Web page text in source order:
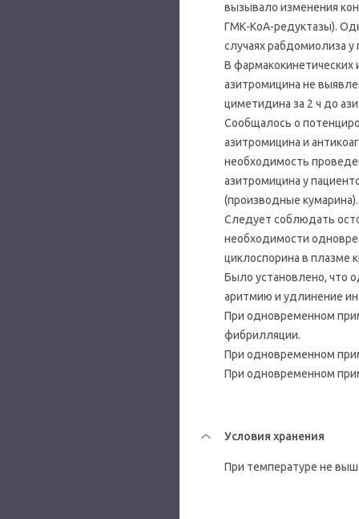
вызывало изменения
ГМК-КоА-редуктазы).
случаях рабдомиолиза
В фармакокинетических
азитромицина не
циметидина за 2 ч до
Сообщалось о
азитромицина и
необходимость
азитромицина у
(производные кумарина).
Следует соблюдать
необходимости
циклоспорина в плазме
Было установлено, что
аритмию и удлинение
При одновременном
фибрилляции.
При одновременном
При одновременном
Условия хранения
При температуре не